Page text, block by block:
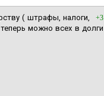
+3
( штрафы, налоги,
можно всех в долги